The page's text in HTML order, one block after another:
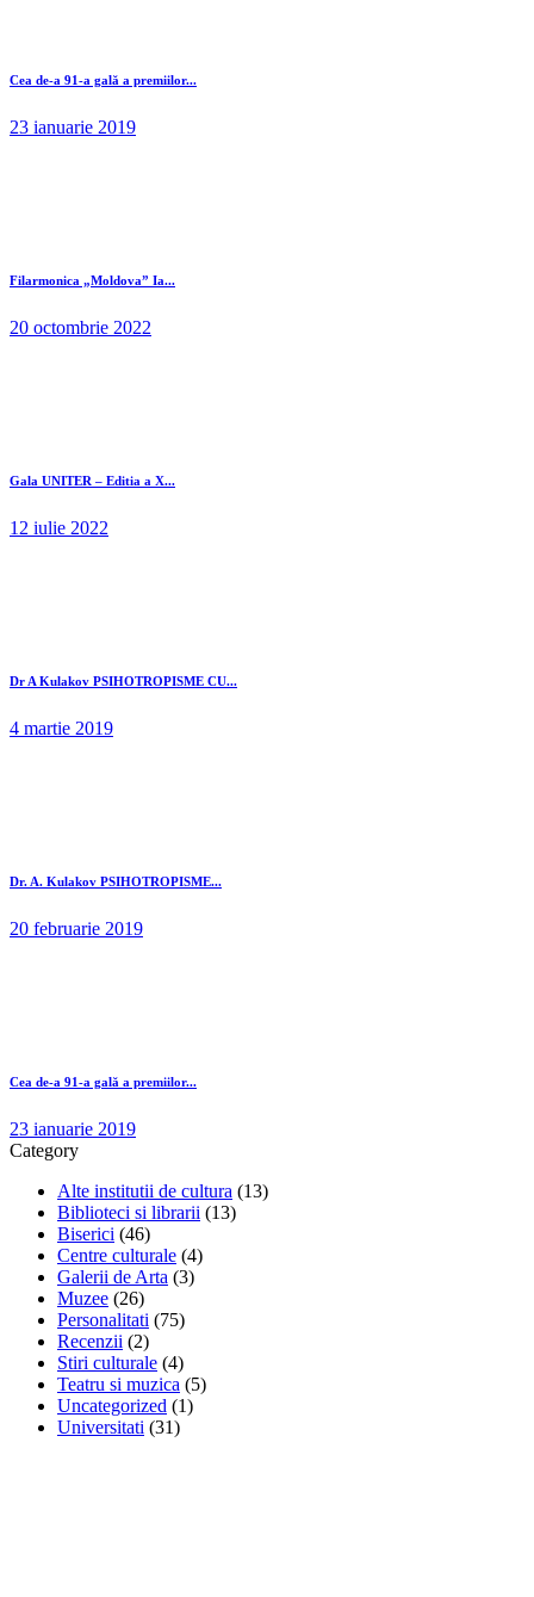
Cea de-a 91-a gală a premiilor...
23 ianuarie 2019
Filarmonica „Moldova” Ia...
20 octombrie 2022
Gala UNITER – Editia a X...
12 iulie 2022
Dr A Kulakov PSIHOTROPISME CU...
4 martie 2019
Dr. A. Kulakov PSIHOTROPISME...
20 februarie 2019
Cea de-a 91-a gală a premiilor...
23 ianuarie 2019
Category
Alte institutii de cultura (13)
Biblioteci si librarii (13)
Biserici (46)
Centre culturale (4)
Galerii de Arta (3)
Muzee (26)
Personalitati (75)
Recenzii (2)
Stiri culturale (4)
Teatru si muzica (5)
Uncategorized (1)
Universitati (31)